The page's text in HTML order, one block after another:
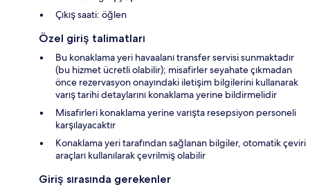
Çıkış saati: öğlen
Özel giriş talimatları
Bu konaklama yeri havaalanı transfer servisi sunmaktadır
(bu hizmet ücretli olabilir); misafirler seyahate çıkmadan
önce rezervasyon onayındaki iletişim bilgilerini kullanarak
varış tarihi detaylarını konaklama yerine bildirmelidir
Misafirleri konaklama yerine varışta resepsiyon personeli
karşılayacaktır
Konaklama yeri tarafından sağlanan bilgiler, otomatik çeviri
araçları kullanılarak çevrilmiş olabilir
Giriş sırasında gerekenler